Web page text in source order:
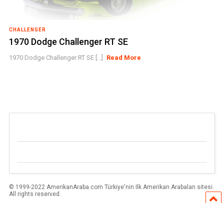
CHALLENGER
1970 Dodge Challenger RT SE
1970 Dodge Challenger RT SE [...] Read More
© 1999-2022 AmerikanAraba.com Türkiye'nin Ilk Amerikan Arabaları sitesi.
All rights reserved.